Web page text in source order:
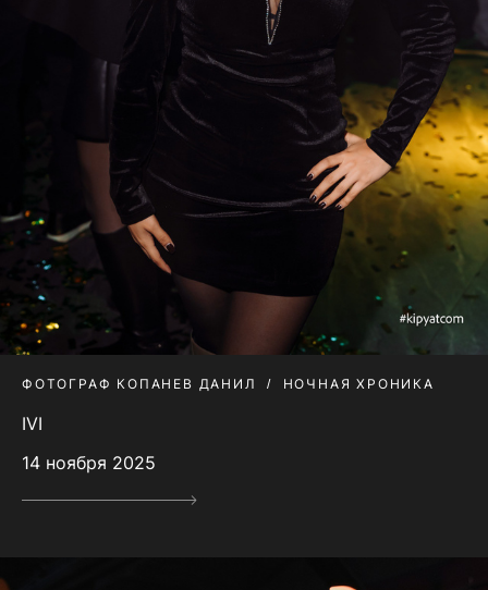
ФОТОГРАФ КОПАНЕВ ДАНИЛ НОЧНАЯ ХРОНИКА
IVI
14 ноября 2025